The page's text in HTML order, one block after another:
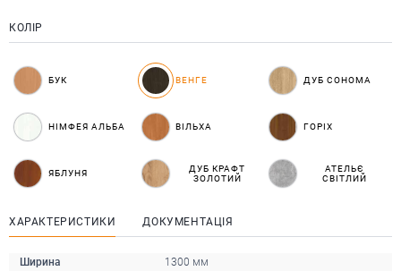
КОЛІР
БУК ВЕНГЕ ДУБ СОНОМА
НІМФЕЯ АЛЬБА ВІЛЬХА ГОРІХ
ЯБЛУНЯ
ДУБ КРАФТ
ЗОЛОТИЙ
АТЕЛЬЄ
СВІТЛИЙ
ХАРАКТЕРИСТИКИ ДОКУМЕНТАЦІЯ
Ширина 1300 мм